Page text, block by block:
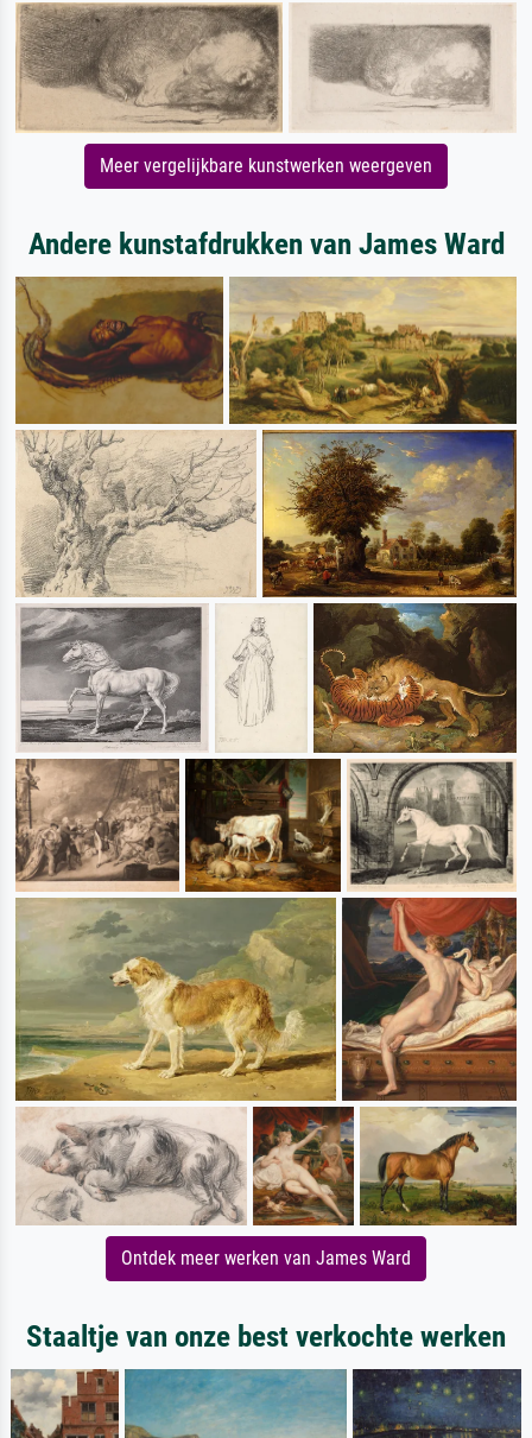
Meer vergelijkbare kunstwerken weergeven
Andere kunstafdrukken van James Ward
Ontdek meer werken van James Ward
Staaltje van onze best verkochte werken